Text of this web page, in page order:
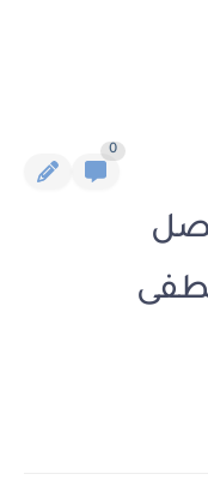
0
مصطفى